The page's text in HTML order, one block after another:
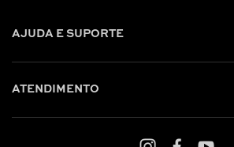
AJUDA E SUPORTE
ATENDIMENTO